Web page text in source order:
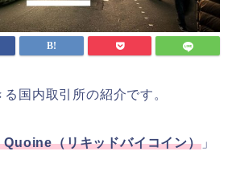
国内取引所の紹介です。
（リキッドバイコイン）」